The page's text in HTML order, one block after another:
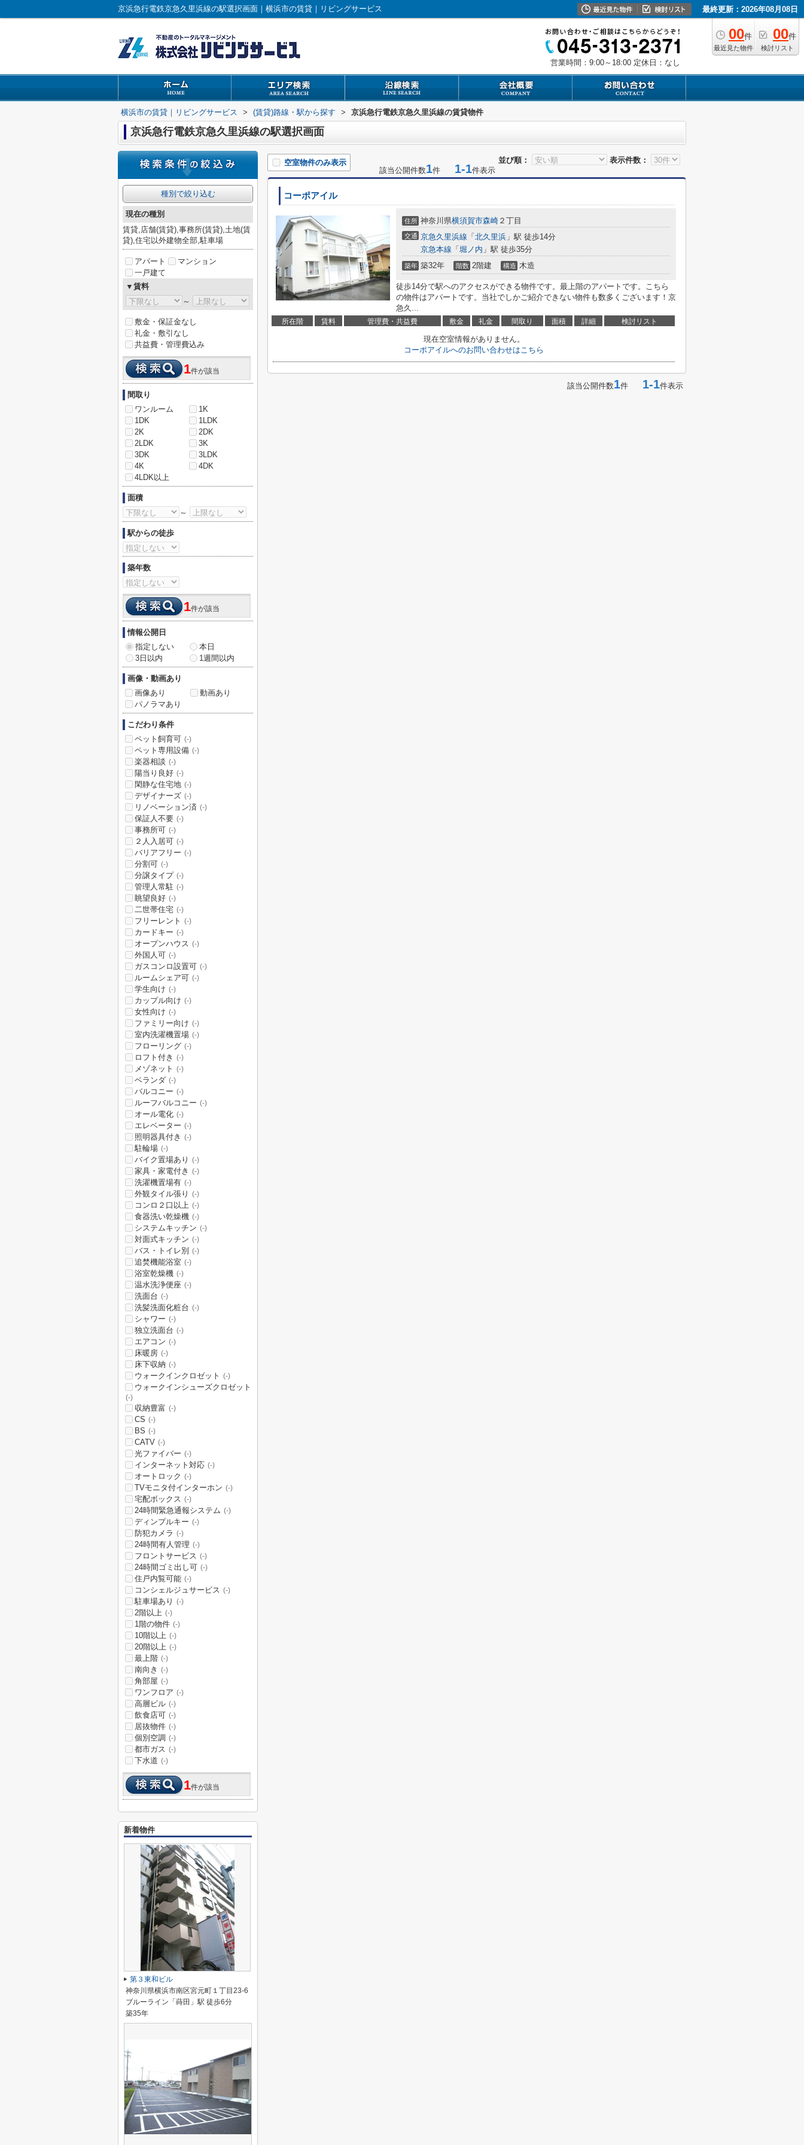
京浜急行電鉄京急久里浜線の駅選択画面｜横浜市の賃貸｜リビングサービス 最終更新：2026年08月08日
00件
最近見た物件
00件
検討リスト
営業時間：9:00～18:00 定休日：なし
横浜市の賃貸｜リビングサービス > (賃貸)路線・駅から探す > 京浜急行電鉄京急久里浜線の賃貸物件
京浜急行電鉄京急久里浜線の駅選択画面
並び順： 表示件数：
空室物件のみ表示
該当公開件数1件 1-1件表示
コーポアイル
住所 神奈川県横須賀市森崎 ２丁目
交通 京急久里浜線 「 北久里浜 」駅 徒歩14分
京急本線 「 堀ノ内 」駅 徒歩35分
築年 築32年 階数 2階建 構造 木造
徒歩14分で駅へのアクセスができる物件です。最上階のアパートです。こちら
の物件はアパートです。当社でしかご紹介できない物件も数多くございます！京
急久...
所在階 賃料 管理費・共益費 敷金 礼金 間取り 面積 詳細 検討リスト
現在空室情報がありません。
コーポアイルへのお問い合わせはこちら
該当公開件数1件 1-1件表示
種別で絞り込む
現在の種別
賃貸,店舗(賃貸),事務所(賃貸),土地(賃
貸),住宅以外建物全部,駐車場
アパート
マンション
一戸建て
▼賃料
～
敷金・保証金なし
礼金・敷引なし
共益費・管理費込み
1件が該当
間取り
ワンルーム
1K
1DK
1LDK
2K
2DK
2LDK
3K
3DK
3LDK
4K
4DK
4LDK以上
面積
～
駅からの徒歩
築年数
1件が該当
情報公開日
指定しない
本日
3日以内
1週間以内
画像・動画あり
画像あり
動画あり
パノラマあり
こだわり条件
ペット飼育可 (-)
ペット専用設備 (-)
楽器相談 (-)
陽当り良好 (-)
閑静な住宅地 (-)
デザイナーズ (-)
リノベーション済 (-)
保証人不要 (-)
事務所可 (-)
２人入居可 (-)
バリアフリー (-)
分割可 (-)
分譲タイプ (-)
管理人常駐 (-)
眺望良好 (-)
二世帯住宅 (-)
フリーレント (-)
カードキー (-)
オープンハウス (-)
外国人可 (-)
ガスコンロ設置可 (-)
ルームシェア可 (-)
学生向け (-)
カップル向け (-)
女性向け (-)
ファミリー向け (-)
室内洗濯機置場 (-)
フローリング (-)
ロフト付き (-)
メゾネット (-)
ベランダ (-)
バルコニー (-)
ルーフバルコニー (-)
オール電化 (-)
エレベーター (-)
照明器具付き (-)
駐輪場 (-)
バイク置場あり (-)
家具・家電付き (-)
洗濯機置場有 (-)
外観タイル張り (-)
コンロ２口以上 (-)
食器洗い乾燥機 (-)
システムキッチン (-)
対面式キッチン (-)
バス・トイレ別 (-)
追焚機能浴室 (-)
浴室乾燥機 (-)
温水洗浄便座 (-)
洗面台 (-)
洗髪洗面化粧台 (-)
シャワー (-)
独立洗面台 (-)
エアコン (-)
床暖房 (-)
床下収納 (-)
ウォークインクロゼット (-)
ウォークインシューズクロゼット
(-)
収納豊富 (-)
CS (-)
BS (-)
CATV (-)
光ファイバー (-)
インターネット対応 (-)
オートロック (-)
TVモニタ付インターホン (-)
宅配ボックス (-)
24時間緊急通報システム (-)
ディンプルキー (-)
防犯カメラ (-)
24時間有人管理 (-)
フロントサービス (-)
24時間ゴミ出し可 (-)
住戸内覧可能 (-)
コンシェルジュサービス (-)
駐車場あり (-)
2階以上 (-)
1階の物件 (-)
10階以上 (-)
20階以上 (-)
最上階 (-)
南向き (-)
角部屋 (-)
ワンフロア (-)
高層ビル (-)
飲食店可 (-)
居抜物件 (-)
個別空調 (-)
都市ガス (-)
下水道 (-)
1件が該当
新着物件
第３東和ビル
神奈川県横浜市南区宮元町１丁目23-6
ブルーライン「蒔田」駅 徒歩6分
築35年